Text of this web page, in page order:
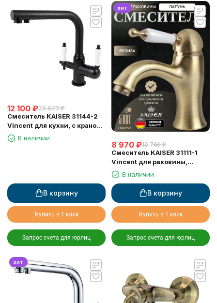
12 100 ₽26 620 ₽
Смеситель KAISER 31144-2
Vincent для кухни, с краном
для питьевой воды, черный
мрамор
В наличии
В корзину
Купить в 1 клик
Запрос счета для юрлиц
хит
8 970 ₽19 740 ₽
Смеситель KAISER 31111-1
Vincent для раковины,
бронзовый
В наличии
В корзину
Купить в 1 клик
Запрос счета для юрлиц
хит